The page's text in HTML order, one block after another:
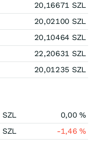
20,16671 SZL
20,02100 SZL
20,10464 SZL
22,20631 SZL
20,01235 SZL
SZL 0,00%
SZL -1,46%